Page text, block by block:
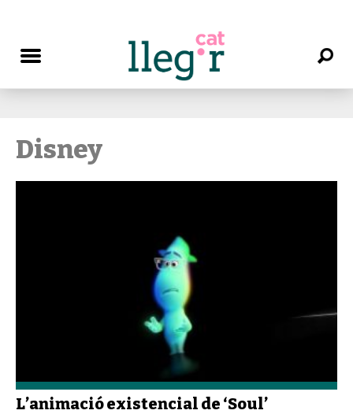
Disney
L’animació existencial de ‘Soul’